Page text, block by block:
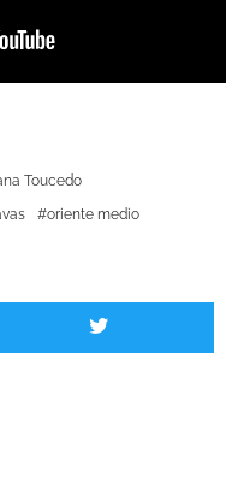
Toucedo
oriente medio